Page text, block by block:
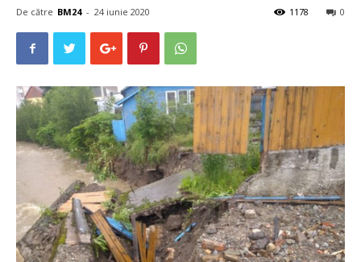
De către BM24 - 24 iunie 2020 0
1178